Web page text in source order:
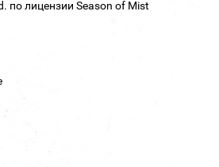
по лицензии Season of Mist